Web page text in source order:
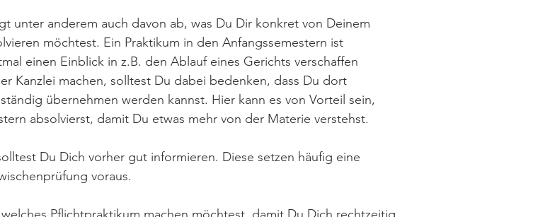
unter anderem auch davon ab, was Du Dir konkret von Deinem
möchtest. Ein Praktikum in den Anfangssemestern ist
einen Einblick in z.B. den Ablauf eines Gerichts verschaffen
Kanzlei machen, solltest Du dabei bedenken, dass Du dort
übernehmen werden kannst. Hier kann es von Vorteil sein,
absolvierst, damit Du etwas mehr von der Materie verstehst.
Du Dich vorher gut informieren. Diese setzen häufig eine
voraus.